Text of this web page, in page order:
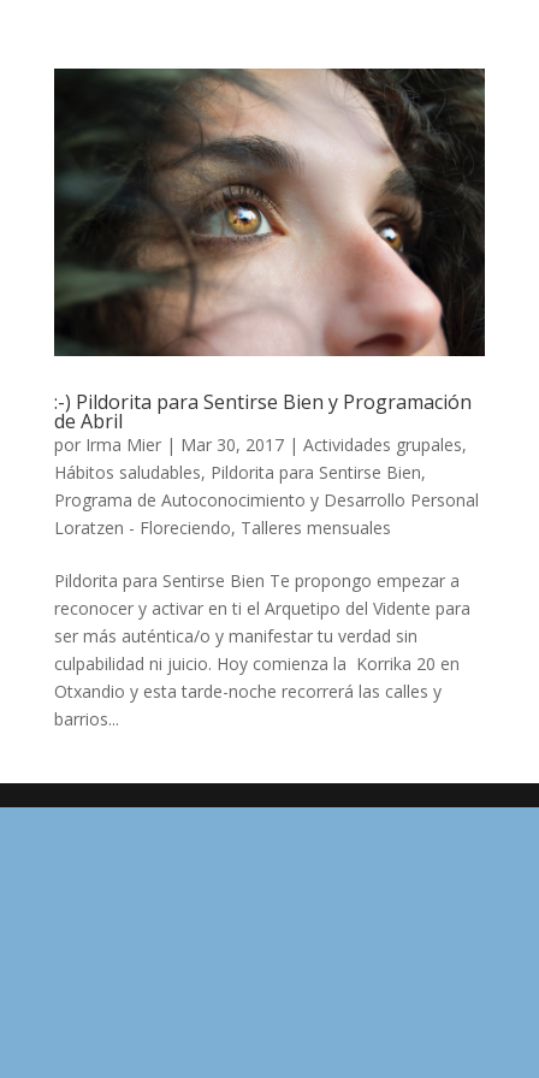
:-) Pildorita para Sentirse Bien y Programación
de Abril
por Irma Mier| Mar 30, 2017| Actividades grupales,
Hábitos saludables, Pildorita para Sentirse Bien,
Programa de Autoconocimiento y Desarrollo Personal
Loratzen - Floreciendo, Talleres mensuales
Pildorita para Sentirse Bien Te propongo empezar a
reconocer y activar en ti el Arquetipo del Vidente para
ser más auténtica/o y manifestar tu verdad sin
culpabilidad ni juicio. Hoy comienza la Korrika 20 en
Otxandio y esta tarde-noche recorrerá las calles y
barrios...